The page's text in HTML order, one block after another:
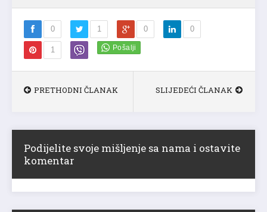
0 1 0 0
1
PRETHODNI ČLANAK SLIJEDEĆI ČLANAK
Podijelite svoje mišljenje sa nama i ostavite
komentar